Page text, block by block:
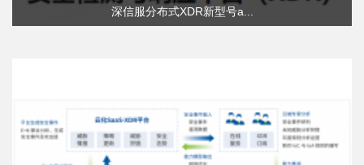
深信服分布式XDR新型号a...